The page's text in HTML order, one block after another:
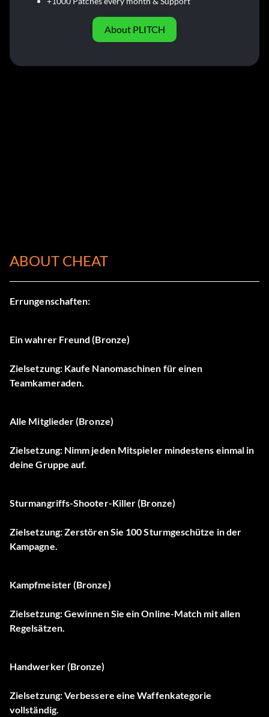
About PLITCH
ABOUT CHEAT
Errungenschaften:
Ein wahrer Freund (Bronze)
Zielsetzung: Kaufe Nanomaschinen für einen
Teamkameraden.
Alle Mitglieder (Bronze)
Zielsetzung: Nimm jeden Mitspieler mindestens einmal in
deine Gruppe auf.
Sturmangriffs-Shooter-Killer (Bronze)
Zielsetzung: Zerstören Sie 100 Sturmgeschütze in der
Kampagne.
Kampfmeister (Bronze)
Zielsetzung: Gewinnen Sie ein Online-Match mit allen
Regelsätzen.
Handwerker (Bronze)
Zielsetzung: Verbessere eine Waffenkategorie
vollständig.